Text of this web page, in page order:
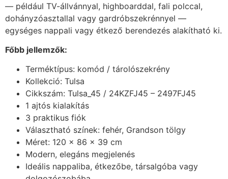
— például TV-állvánnyal, highboarddal, fali polccal,
dohányzóasztallal vagy gardróbszekrénnyel —
egységes nappali vagy étkező berendezés alakítható ki.
Főbb jellemzők:
Terméktípus: komód / tárolószekrény
Kollekció: Tulsa
Cikkszám: Tulsa_45 / 24KZFJ45 – 2497FJ45
1 ajtós kialakítás
3 praktikus fiók
Választható színek: fehér, Grandson tölgy
Méret: 120 × 86 × 39 cm
Modern, elegáns megjelenés
Ideális nappaliba, étkezőbe, társalgóba vagy